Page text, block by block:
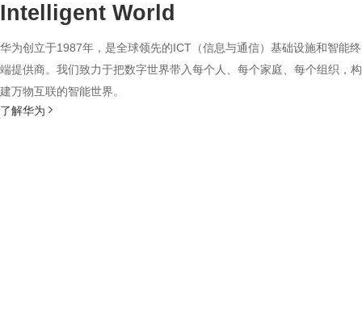
Intelligent World
华为创立于1987年，是全球领先的ICT（信息与通信）基础设施和智能终
端提供商。我们致力于把数字世界带入每个人、每个家庭、每个组织，构
建万物互联的智能世界。
了解华为